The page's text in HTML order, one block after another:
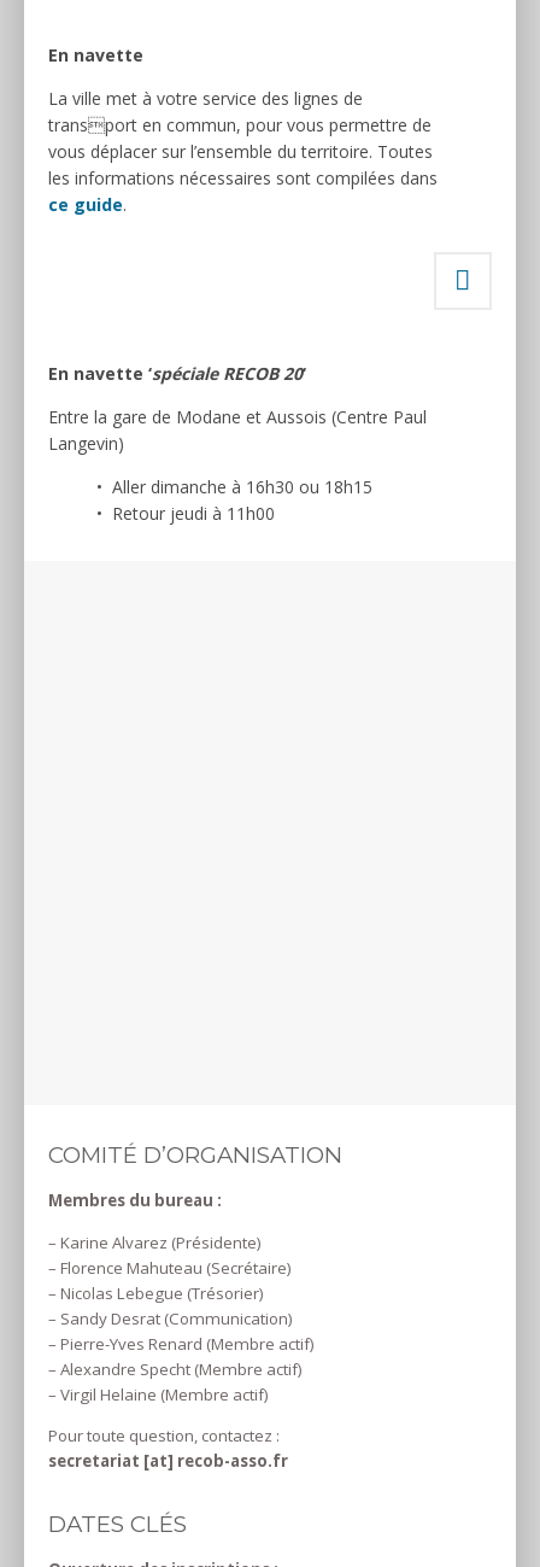
En navette
La ville met à votre service des lignes de
transport en commun, pour vous permettre de
vous déplacer sur l’ensemble du territoire. Toutes
les informations nécessaires sont compilées dans
ce guide.
En navette ‘spéciale RECOB 20‘
Entre la gare de Modane et Aussois (Centre Paul
Langevin)
• Aller dimanche à 16h30 ou 18h15
• Retour jeudi à 11h00
COMITÉ D’ORGANISATION
Membres du bureau :
– Karine Alvarez (Présidente)
– Florence Mahuteau (Secrétaire)
– Nicolas Lebegue (Trésorier)
– Sandy Desrat (Communication)
– Pierre-Yves Renard (Membre actif)
– Alexandre Specht (Membre actif)
– Virgil Helaine (Membre actif)
Pour toute question, contactez :
secretariat [at] recob-asso.fr
DATES CLÉS